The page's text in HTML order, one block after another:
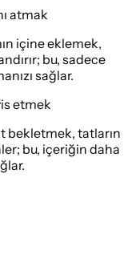
atmak
içine eklemek,
bu, sadece
sağlar.
etmek
bekletmek, tatların
bu, içeriğin daha